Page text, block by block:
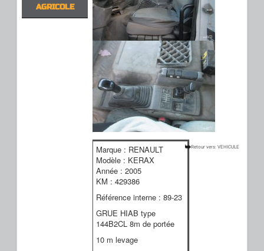
AGRICOLE
Retour vers: VEHICULE
Marque : RENAULT
Modèle : KERAX
Année : 2005
KM : 429386
Référence interne : 89-23
GRUE HIAB type
144B2CL 8m de portée
10 m levage